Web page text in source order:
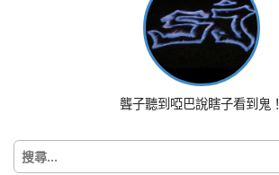
聾子聽到啞巴說瞎子看到鬼！
搜
尋